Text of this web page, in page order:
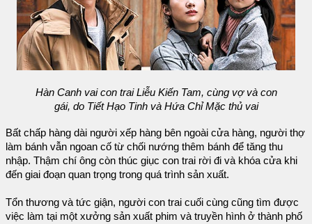
Hàn Canh vai con trai Liễu Kiến Tam, cùng vợ và con
gái, do Tiết Hạo Tinh và Hứa Chỉ Mặc thủ vai
Bất chấp hàng dài người xếp hàng bên ngoài cửa hàng, người thợ
làm bánh vẫn ngoan cố từ chối nướng thêm bánh để tăng thu
nhập. Thậm chí ông còn thúc giục con trai rời đi và khóa cửa khi
đến giai đoạn quan trọng trong quá trình sản xuất.
Tổn thương và tức giận, người con trai cuối cùng cũng tìm được
việc làm tại một xưởng sản xuất phim và truyền hình ở thành phố